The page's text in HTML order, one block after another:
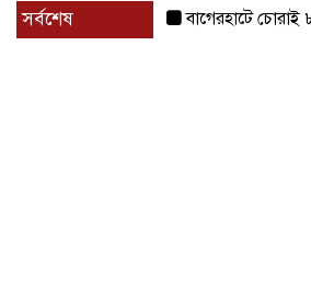
সর্বশেষ বাগেরহাটে চোরাই ৮টি